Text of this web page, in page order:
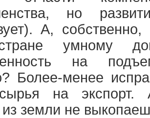
но
А,
умному
на
Более-менее
на
из земли не